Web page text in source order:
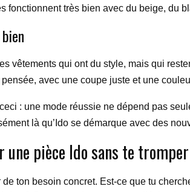
fonctionnent très bien avec du beige, du
vêtements qui ont du style, mais qui
avec une coupe juste et une
: une mode réussie ne dépend pas
là qu’Ido se démarque avec des
pièce Ido sans te tromper
ton besoin concret. Est-ce que tu